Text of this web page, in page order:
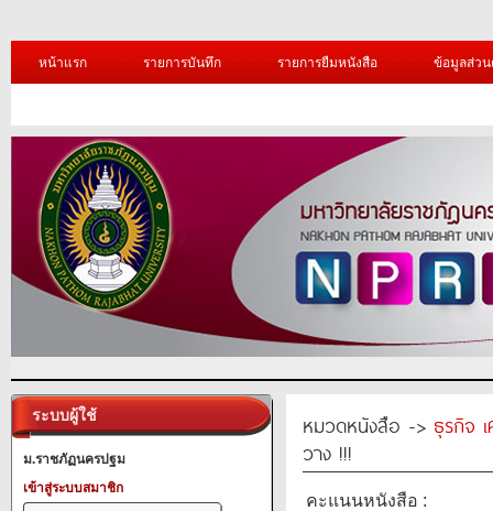
หน้าแรก รายการบันทึก รายการยืมหนังสือ ข้อมูลส่ว
ระบบผู้ใช้
ม.ราชภัฏนครปฐม
เข้าสู่ระบบสมาชิก
หมวดหนังสือ -> ธุรกิจ
วาง !!!
คะแนนหนังสือ :